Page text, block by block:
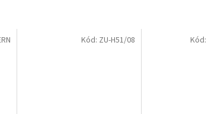
Kód: ZU-H51/08 Kód: